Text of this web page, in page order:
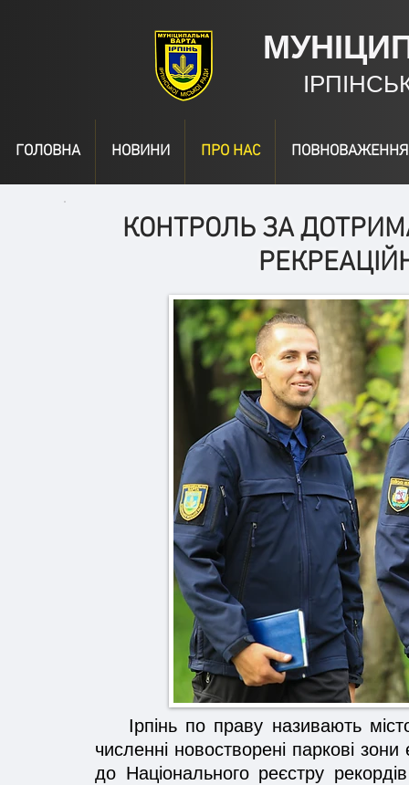
ГОЛОВНА НОВИНИ ПРО НАС ПОВНОВАЖЕННЯ
КОНТРОЛЬ ЗА
Ірпінь по праву називають
численні новостворені паркові зони
до Національного реєстру